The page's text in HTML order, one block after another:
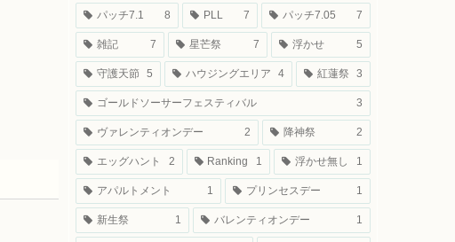
パッチ7.1 8 PLL 7 パッチ7.05 7
雑記 7 星芒祭 7 浮かせ 5
守護天節 5 ハウジングエリア 4 紅蓮祭 3
ゴールドソーサーフェスティバル 3
ヴァレンティオンデー 2 降神祭 2
エッグハント 2 Ranking 1 浮かせ無し 1
アパルトメント 1 プリンセスデー 1
新生祭 1 バレンティオンデー 1